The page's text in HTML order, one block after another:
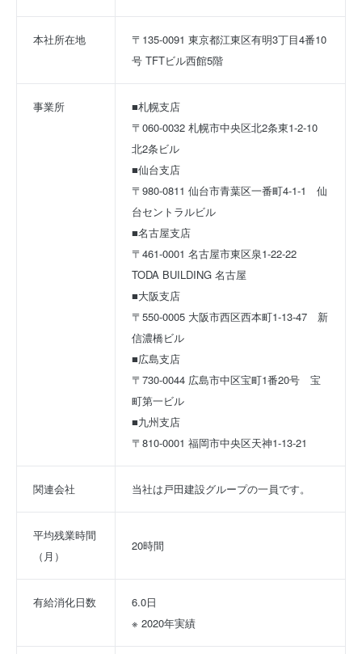
本社所在地
〒135-0091 東京都江東区有明3丁目4番10
号 TFTビル西館5階
事業所
■札幌支店
〒060-0032 札幌市中央区北2条東1-2-10
北2条ビル
■仙台支店
〒980-0811 仙台市青葉区一番町4-1-1　仙
台セントラルビル
■名古屋支店
〒461-0001 名古屋市東区泉1-22-22
TODA BUILDING 名古屋
■大阪支店
〒550-0005 大阪市西区西本町1-13-47　新
信濃橋ビル
■広島支店
〒730-0044 広島市中区宝町1番20号　宝
町第一ビル
■九州支店
〒810-0001 福岡市中央区天神1-13-21
関連会社 当社は戸田建設グループの一員です。
平均残業時間
（月）
20時間
有給消化日数
6.0日
※ 2020年実績